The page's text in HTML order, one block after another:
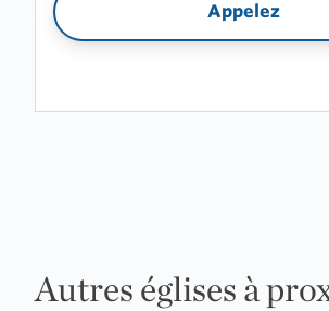
Appelez
Autres églises à